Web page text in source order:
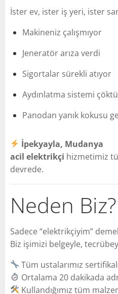
İster ev, ister iş yeri, ister
Makineniz çalışmıyor
Jeneratör arıza verdi
Sigortalar sürekli atıyor
Aydınlatma sistemi çöktü
Panodan yanık kokusu
İpekyayla, Mudanya
acil elektrikçi hizmetimiz
devrede.
Neden Biz?
Sadece “elektrikçiyim”
Biz işimizi belgeyle,
Tüm ustalarımız
Ortalama 20 dakikada
Kullandığımız tüm